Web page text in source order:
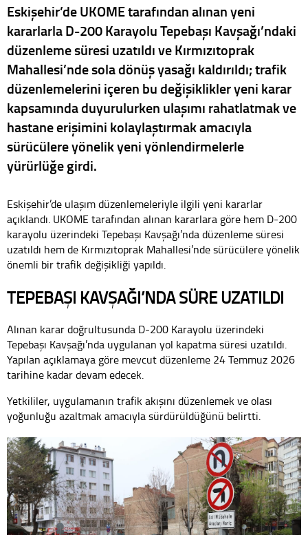
Eskişehir’de UKOME tarafından alınan yeni
kararlarla D-200 Karayolu Tepebaşı Kavşağı’ndaki
düzenleme süresi uzatıldı ve Kırmızıtoprak
Mahallesi’nde sola dönüş yasağı kaldırıldı; trafik
düzenlemelerini içeren bu değişiklikler yeni karar
kapsamında duyurulurken ulaşımı rahatlatmak ve
hastane erişimini kolaylaştırmak amacıyla
sürücülere yönelik yeni yönlendirmelerle
yürürlüğe girdi.
Eskişehir’de ulaşım düzenlemeleriyle ilgili yeni kararlar
açıklandı. UKOME tarafından alınan kararlara göre hem D-200
karayolu üzerindeki Tepebaşı Kavşağı’nda düzenleme süresi
uzatıldı hem de Kırmızıtoprak Mahallesi’nde sürücülere yönelik
önemli bir trafik değişikliği yapıldı.
TEPEBAŞI KAVŞAĞI’NDA SÜRE UZATILDI
Alınan karar doğrultusunda D-200 Karayolu üzerindeki
Tepebaşı Kavşağı’nda uygulanan yol kapatma süresi uzatıldı.
Yapılan açıklamaya göre mevcut düzenleme 24 Temmuz 2026
tarihine kadar devam edecek.
Yetkililer, uygulamanın trafik akışını düzenlemek ve olası
yoğunluğu azaltmak amacıyla sürdürüldüğünü belirtti.